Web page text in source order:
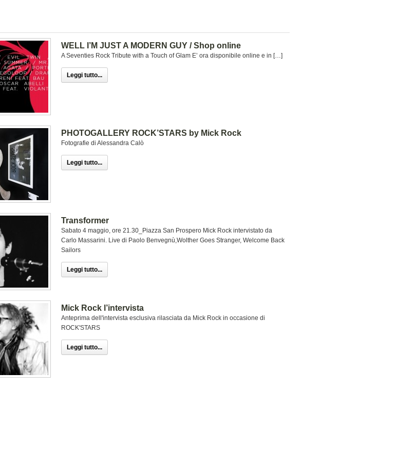
WELL I’M JUST A MODERN GUY / Shop online
A Seventies Rock Tribute with a Touch of Glam E’ ora disponibile online e in […]
Leggi tutto...
PHOTOGALLERY ROCK’STARS by Mick Rock
Fotografie di Alessandra Calò
Leggi tutto...
Transformer
Sabato 4 maggio, ore 21.30_Piazza San Prospero Mick Rock intervistato da
Carlo Massarini. Live di Paolo Benvegnù,Wolther Goes Stranger, Welcome Back
Sailors
Leggi tutto...
Mick Rock l’intervista
Anteprima dell'intervista esclusiva rilasciata da Mick Rock in occasione di
ROCK'STARS
Leggi tutto...